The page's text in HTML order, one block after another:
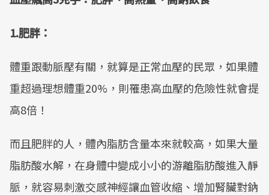
1.肥胖：
體重跟動脈壓有關，就算是正常血壓的民眾，如果體
重超過理想體重20%，則罹患高血壓的危險性就會提
高8倍！
而且肥胖的人，體內脂肪含量本來就較高，如果大量
脂肪酸水解，在身體中變成小小的游離脂肪酸進入靜
脈，就容易刺激交感神經讓血管收縮、增加腎臟對鈉